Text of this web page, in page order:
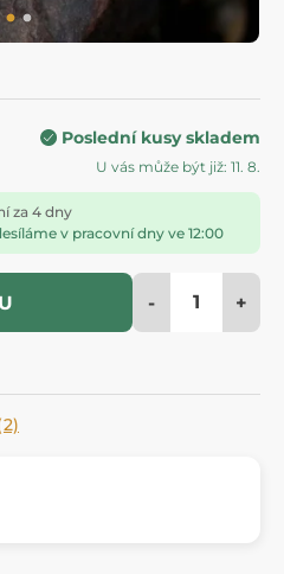
Poslední kusy skladem
U vás může být již: 11. 8.
za 4 dny
v pracovní dny ve 12:00
- +